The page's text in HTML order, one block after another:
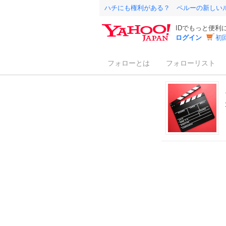
ハチにも権利がある？ ペルーの新しい
IDでもっと便利
ログイン
初
フォローとは フォローリスト